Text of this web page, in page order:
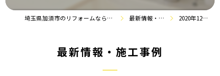
埼玉県加須市のリフォームなら株式会社エアロック 最新情報・施工事例 2020年12月の記事
最新情報・施工事例